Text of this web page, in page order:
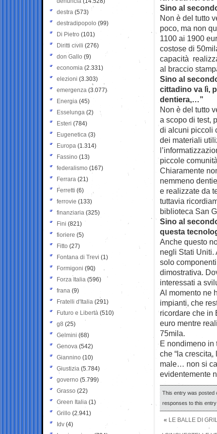
Sino al
Non è del tutto
poco, ma non
1100 ai 1900
costose di
capacità
al braccio
Sino al
cittadino va lì,
dentiera,…”
Non è del tutto
a scopo di test,
di alcuni piccoli
dei materiali
piccole
Chiaramente
nemmeno
e realizzate da
tuttavia
biblioteca San
Sino al
questa
Anche questo
negli Stati Uniti.
solo
dimostrativa.
interessati a
Al momento ne
impianti, che
ricordare che in
euro mentre
75mila.
E nondimeno in
che “la
male… non si
evidentemente
This entry was posted
responses to this
« LE BALLE DI
destra (573)
destradipopolo (99)
Di Pietro (101)
Diritti civili (276)
don Gallo (9)
economia (2.331)
elezioni (3.303)
emergenza (3.077)
Energia (45)
Esselunga (2)
Esteri (784)
Eugenetica (3)
Europa (1.314)
Fassino (13)
federalismo (167)
Ferrara (21)
Ferretti (6)
ferrovie (133)
finanziaria (325)
Fini (821)
fioriere (5)
Fitto (27)
Fontana di Trevi (1)
Formigoni (90)
Forza Italia (596)
frana (9)
Fratelli d'Italia (291)
Futuro e Libertà (510)
g8 (25)
Gelmini (68)
Genova (542)
Giannino (10)
Giustizia (5.784)
governo (5.799)
Grasso (22)
Green Italia (1)
Grillo (2.941)
Idv (4)